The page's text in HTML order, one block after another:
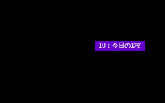
10：今日の1枚